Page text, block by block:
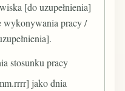
[do uzupełnienia]
wykonywania pracy /
stosunku pracy
jako dnia